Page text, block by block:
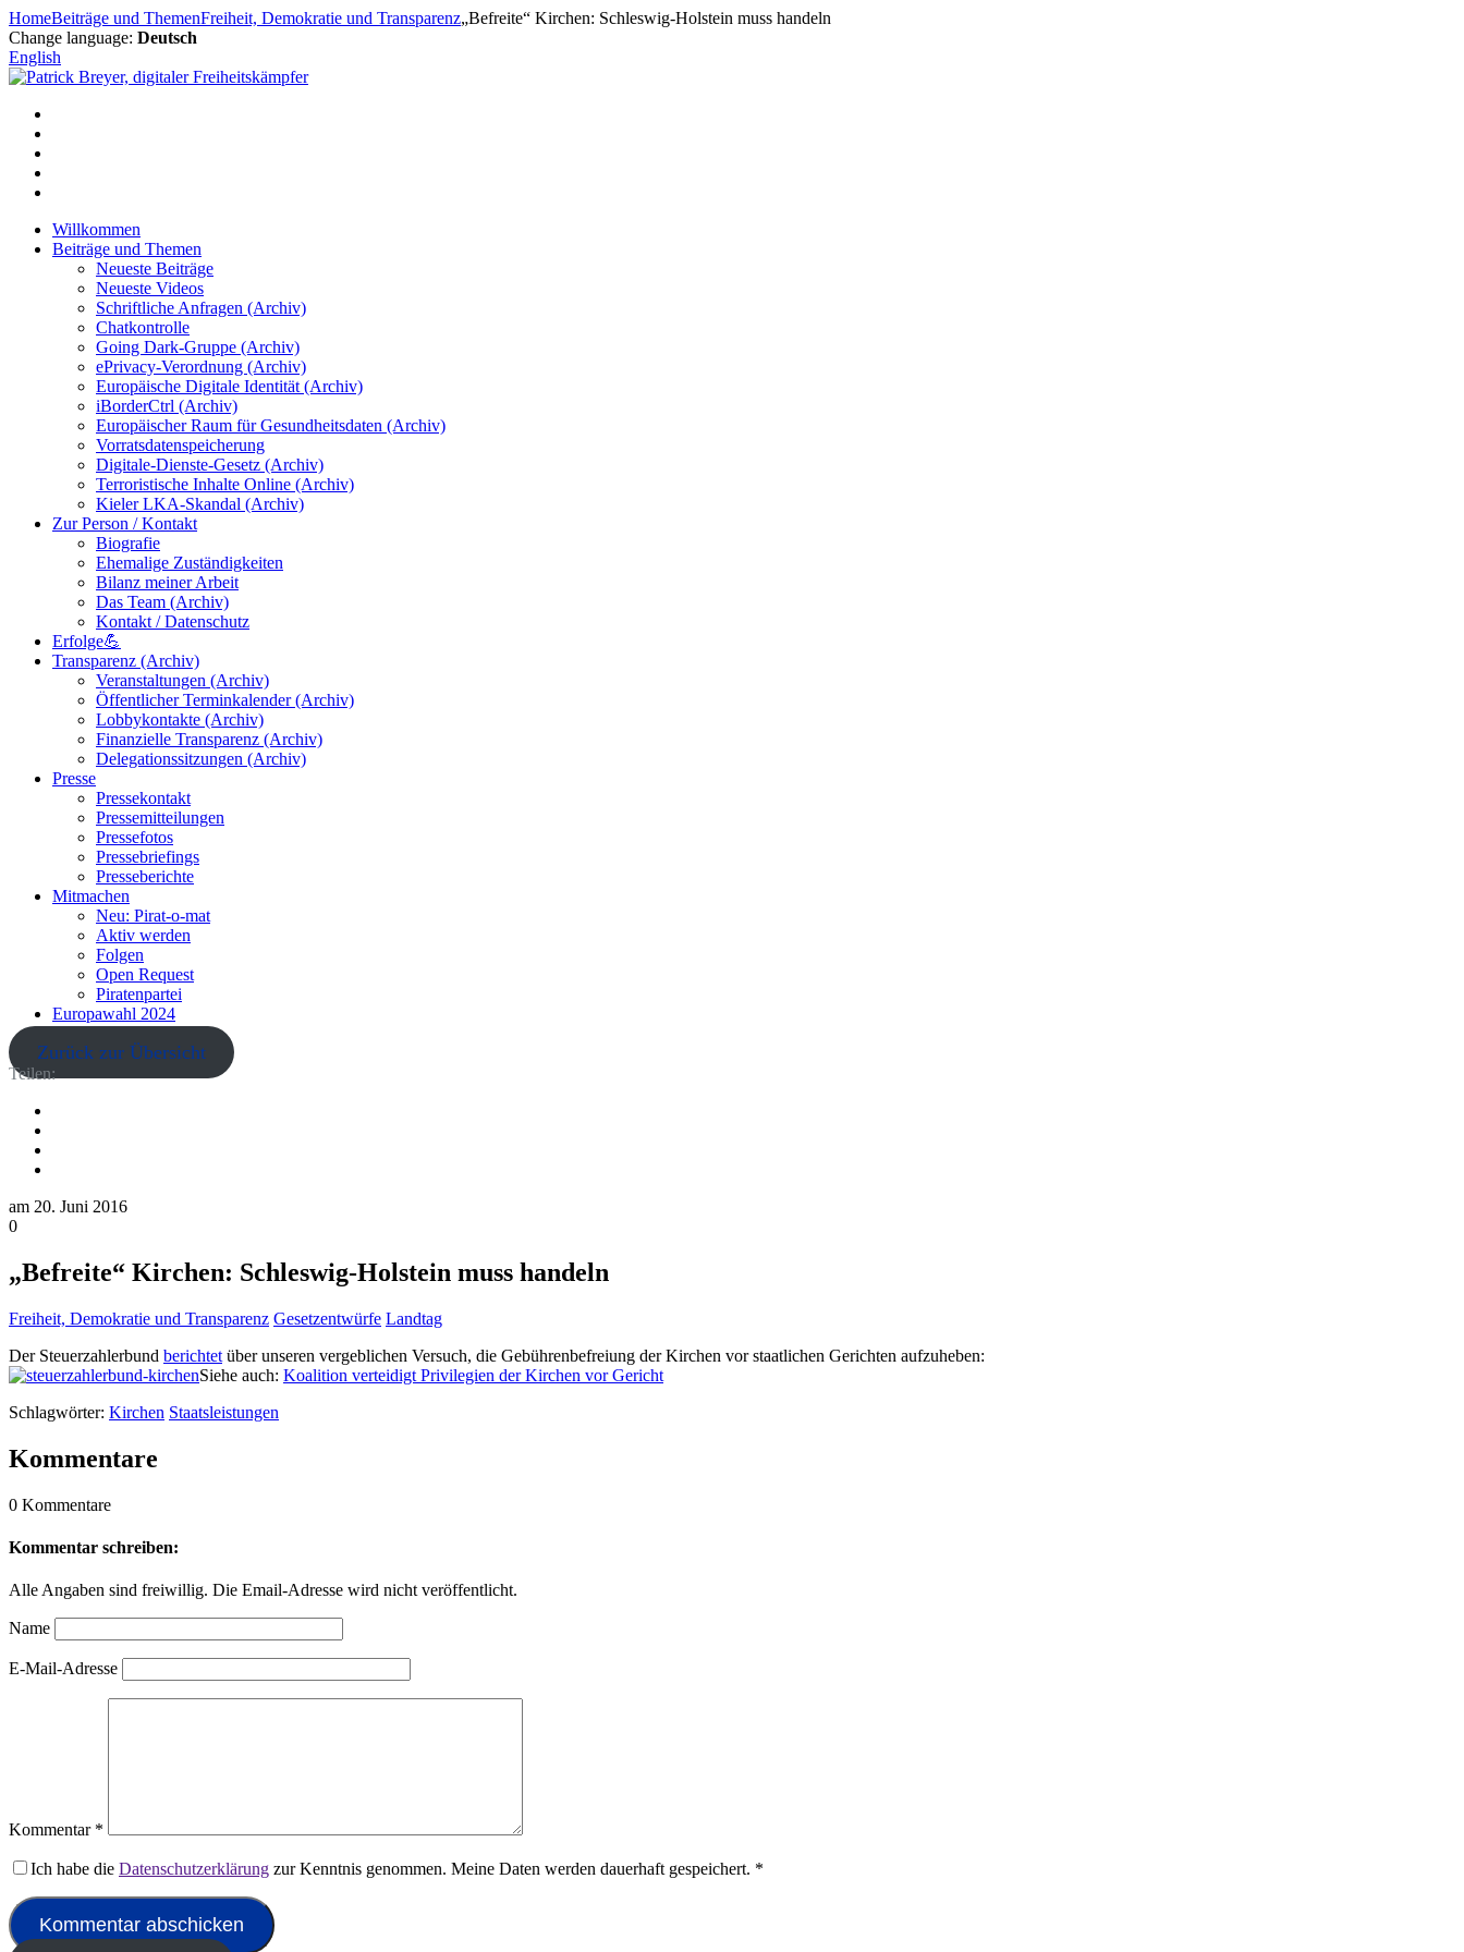
Zum
Inhalt
springen
HomeBeiträge und ThemenFreiheit, Demokratie und Transparenz„Befreite“ Kirchen: Schleswig-Holstein muss handeln
Change language: Deutsch
English
Willkommen
Beiträge und Themen
Neueste Beiträge
Neueste Videos
Schriftliche Anfragen (Archiv)
Chatkontrolle
Going Dark-Gruppe (Archiv)
ePrivacy-Verordnung (Archiv)
Europäische Digitale Identität (Archiv)
iBorderCtrl (Archiv)
Europäischer Raum für Gesundheitsdaten (Archiv)
Vorratsdatenspeicherung
Digitale-Dienste-Gesetz (Archiv)
Terroristische Inhalte Online (Archiv)
Kieler LKA-Skandal (Archiv)
Zur Person / Kontakt
Biografie
Ehemalige Zuständigkeiten
Bilanz meiner Arbeit
Das Team (Archiv)
Kontakt / Datenschutz
Erfolge💪
Transparenz (Archiv)
Veranstaltungen (Archiv)
Öffentlicher Terminkalender (Archiv)
Lobbykontakte (Archiv)
Finanzielle Transparenz (Archiv)
Delegationssitzungen (Archiv)
Presse
Pressekontakt
Pressemitteilungen
Pressefotos
Pressebriefings
Presseberichte
Mitmachen
Neu: Pirat-o-mat
Aktiv werden
Folgen
Open Request
Piratenpartei
Europawahl 2024
Zurück zur Übersicht
Teilen:
am 20. Juni 2016
0
„Befreite“ Kirchen: Schleswig-Holstein muss handeln
Freiheit, Demokratie und Transparenz Gesetzentwürfe Landtag
Der Steuerzahlerbund berichtet über unseren vergeblichen Versuch, die Gebührenbefreiung der Kirchen vor staatlichen Gerichten aufzuheben:
Siehe auch: Koalition verteidigt Privilegien der Kirchen vor Gericht
Schlagwörter: Kirchen Staatsleistungen
Kommentare
0 Kommentare
Kommentar schreiben:
Alle Angaben sind freiwillig. Die Email-Adresse wird nicht veröffentlicht.
Name
E-Mail-Adresse
Kommentar *
Ich habe die Datenschutzerklärung zur Kenntnis genommen. Meine Daten werden dauerhaft gespeichert. *